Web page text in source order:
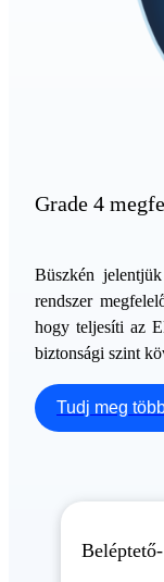
Grade 4
Büszkén
rendszer
hogy teljesíti az
biztonsági szint
Tudj meg